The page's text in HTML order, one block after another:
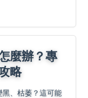
麼辦？專
略
、枯萎？這可能